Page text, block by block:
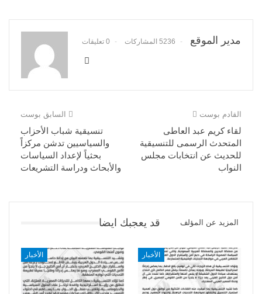
مدير الموقع 5236 المشاركات 0 تعليقات
السابق بوست
تنسيقية شباب الأحزاب
والسياسيين تدشن مركزاً
بحثياً لإعداد السياسات
والأبحاث ودراسة التشريعات
القادم بوست
لقاء كريم عبد العاطى
المتحدث الرسمى للتنسيقية
للحديث عن انتخابات مجلس
النواب
قد يعجبك ايضا المزيد عن المؤلف
الأخبار الأخبار